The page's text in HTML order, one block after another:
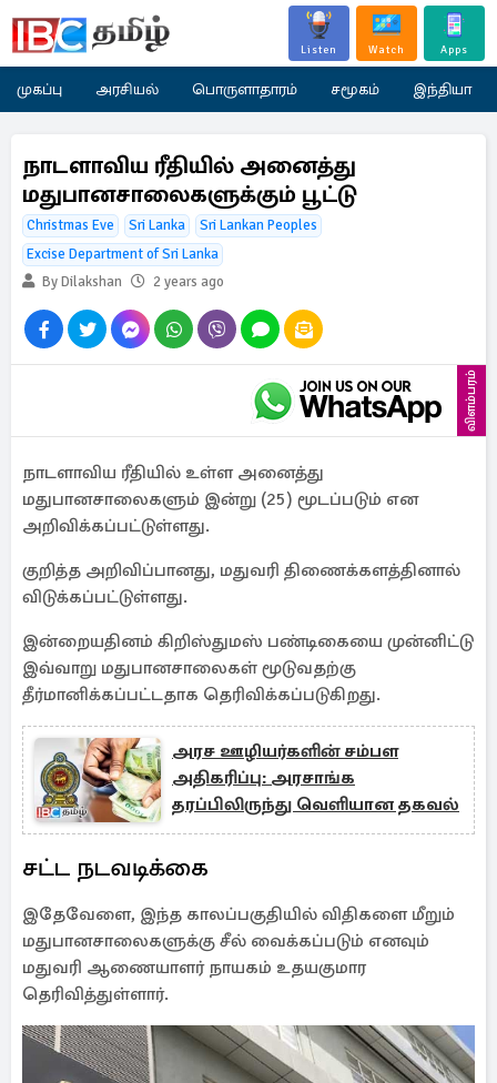
Listen Watch Apps
முகப்பு அரசியல் பொருளாதாரம் சமூகம் இந்தியா
நாடளாவிய ரீதியில் அனைத்து
மதுபானசாலைகளுக்கும் பூட்டு
Christmas Eve Sri Lanka
Sri Lankan Peoples
Excise Department of Sri Lanka
By Dilakshan
2 years ago
விளம்பரம்
நாடளாவிய ரீதியில் உள்ள அனைத்து
மதுபானசாலைகளும் இன்று (25) மூடப்படும் என
அறிவிக்கப்பட்டுள்ளது.
குறித்த அறிவிப்பானது, மதுவரி திணைக்களத்தினால்
விடுக்கப்பட்டுள்ளது.
இன்றையதினம் கிறிஸ்துமஸ் பண்டிகையை முன்னிட்டு
இவ்வாறு மதுபானசாலைகள் மூடுவதற்கு
தீர்மானிக்கப்பட்டதாக தெரிவிக்கப்படுகிறது.
அரச ஊழியர்களின் சம்பள
அதிகரிப்பு: அரசாங்க
தரப்பிலிருந்து வெளியான தகவல்
சட்ட நடவடிக்கை
இதேவேளை, இந்த காலப்பகுதியில் விதிகளை மீறும்
மதுபானசாலைகளுக்கு சீல் வைக்கப்படும் எனவும்
மதுவரி ஆணையாளர் நாயகம் உதயகுமார
தெரிவித்துள்ளார்.